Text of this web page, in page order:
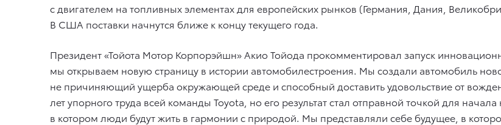
с двигателем на топливных элементах для европейских рынков (Германия, Дания,
В США поставки начнутся ближе к концу текущего года.
Президент «Тойота Мотор Корпорэйшн» Акио Тойода прокомментировал запуск
мы открываем новую страницу в истории автомобилестроения. Мы создали автомобиль
не причиняющий ущерба окружающей среде и способный доставить удовольствие от
лет упорного труда всей команды Toyota, но его результат стал отправной точкой для
в котором люди будут жить в гармонии с природой. Мы представляли себе будущее, в